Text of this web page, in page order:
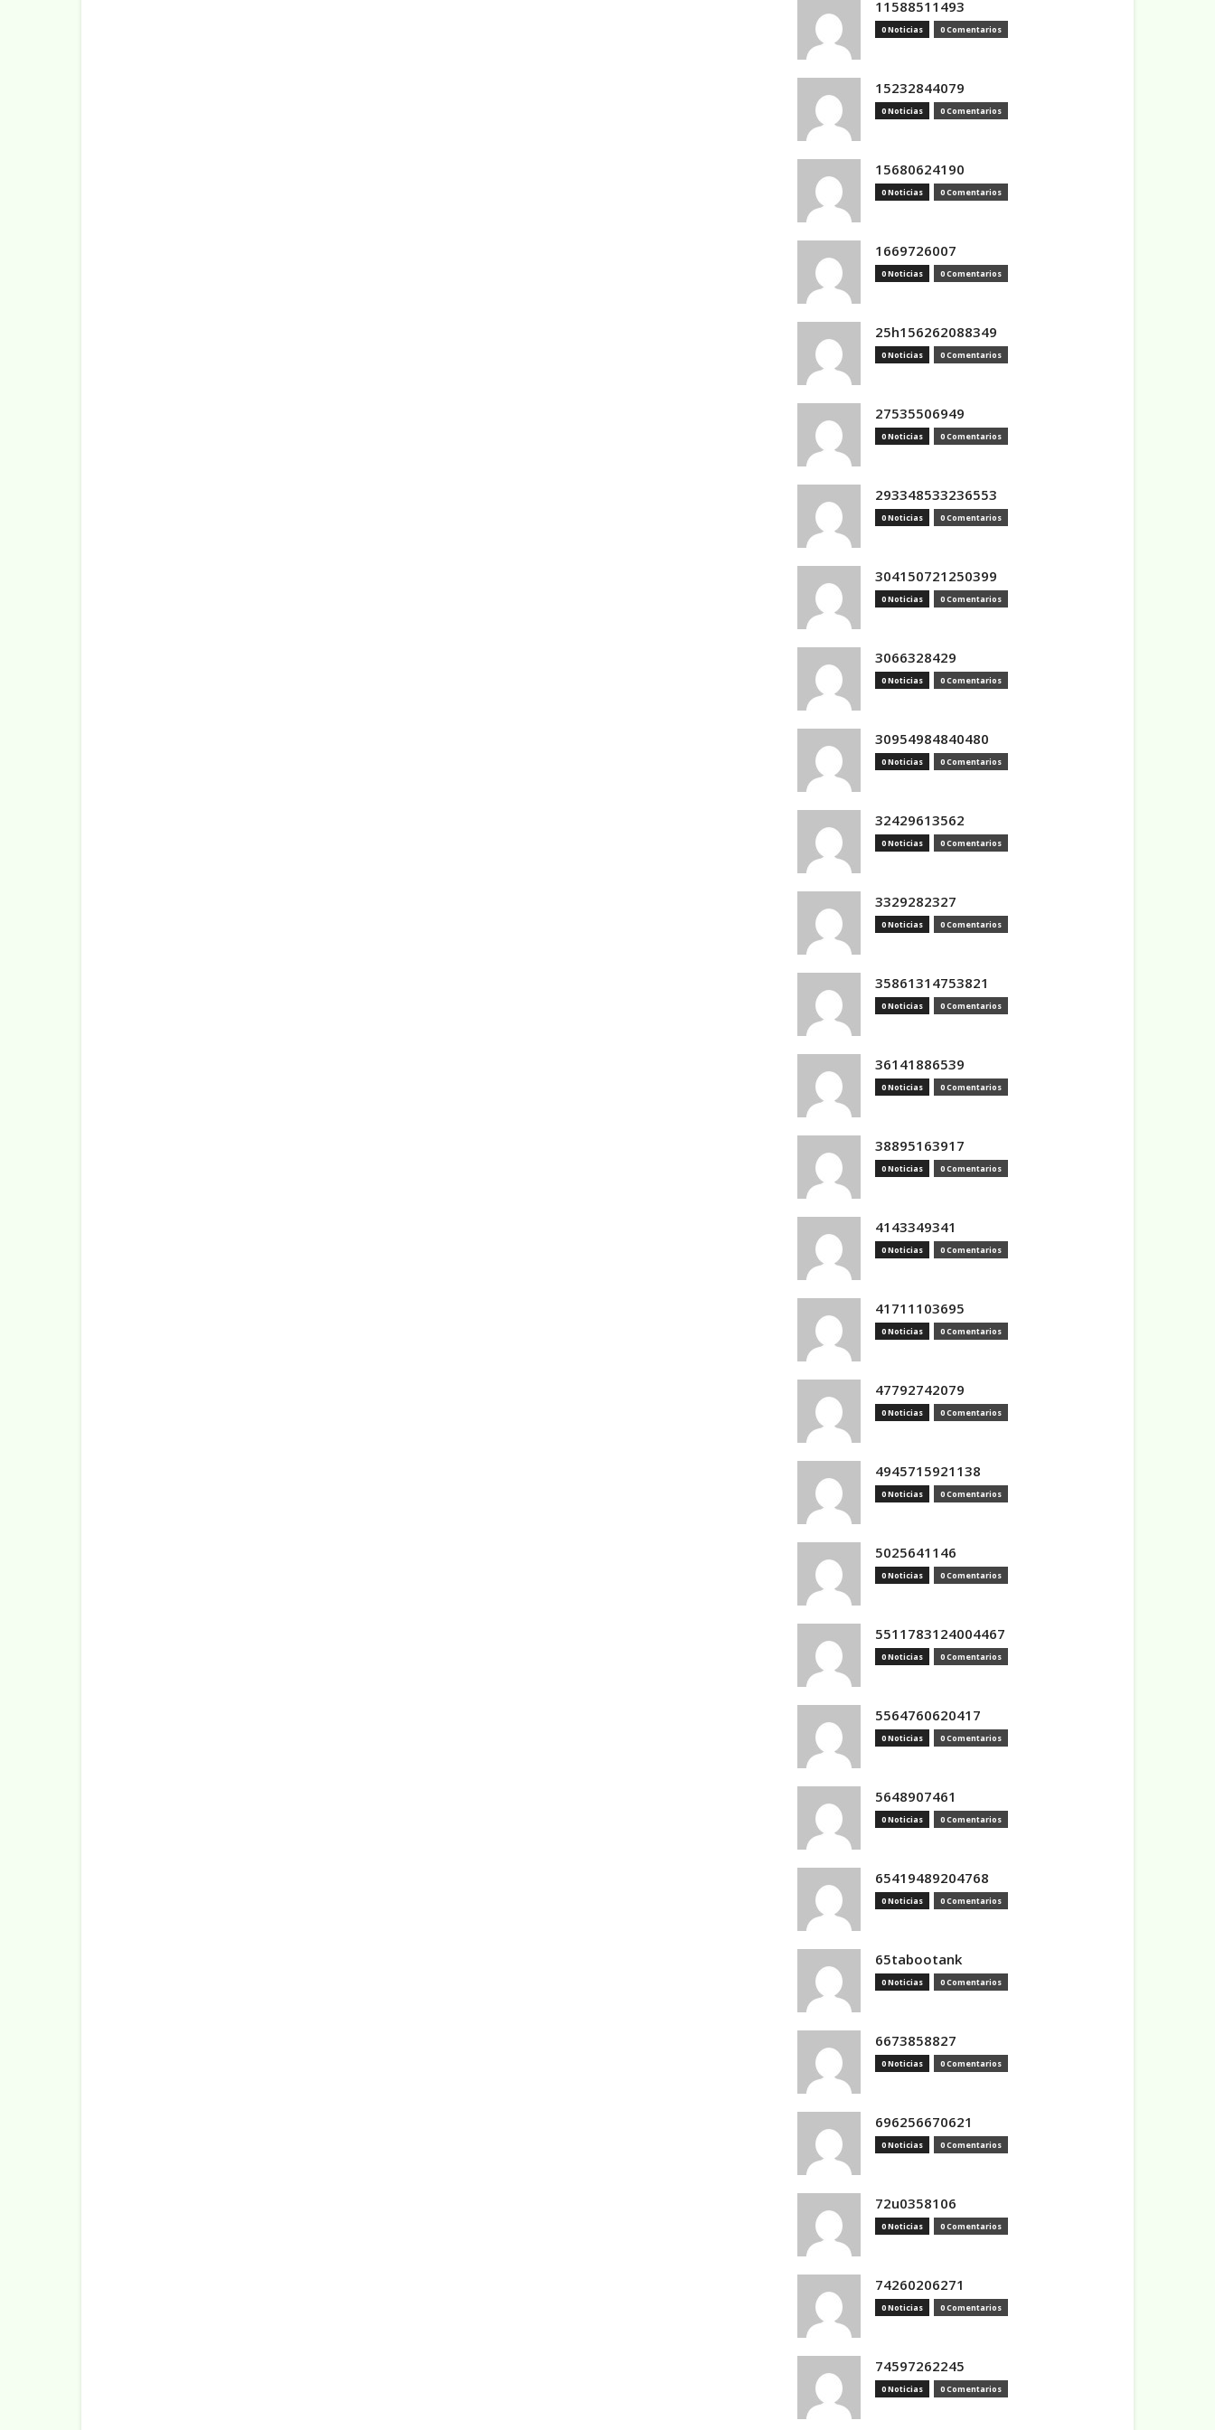
11588511493
0 Noticias 0 Comentarios
15232844079
0 Noticias 0 Comentarios
15680624190
0 Noticias 0 Comentarios
1669726007
0 Noticias 0 Comentarios
25h156262088349
0 Noticias 0 Comentarios
27535506949
0 Noticias 0 Comentarios
293348533236553
0 Noticias 0 Comentarios
304150721250399
0 Noticias 0 Comentarios
3066328429
0 Noticias 0 Comentarios
30954984840480
0 Noticias 0 Comentarios
32429613562
0 Noticias 0 Comentarios
3329282327
0 Noticias 0 Comentarios
35861314753821
0 Noticias 0 Comentarios
36141886539
0 Noticias 0 Comentarios
38895163917
0 Noticias 0 Comentarios
4143349341
0 Noticias 0 Comentarios
41711103695
0 Noticias 0 Comentarios
47792742079
0 Noticias 0 Comentarios
4945715921138
0 Noticias 0 Comentarios
5025641146
0 Noticias 0 Comentarios
5511783124004467
0 Noticias 0 Comentarios
5564760620417
0 Noticias 0 Comentarios
5648907461
0 Noticias 0 Comentarios
65419489204768
0 Noticias 0 Comentarios
65tabootank
0 Noticias 0 Comentarios
6673858827
0 Noticias 0 Comentarios
696256670621
0 Noticias 0 Comentarios
72u0358106
0 Noticias 0 Comentarios
74260206271
0 Noticias 0 Comentarios
74597262245
0 Noticias 0 Comentarios